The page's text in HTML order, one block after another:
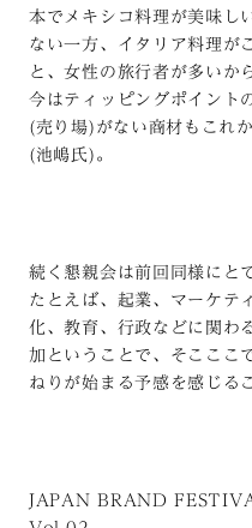
本でメキシコ料理が美味し
ない一方、イタリア料理が
と、女性の旅行者が多いか
今はティッピングポイント
(売り場)がない商材もこれ
(池嶋氏)。
続く懇親会は前回同様にと
たとえば、起業、マーケテ
化、教育、行政などに関わ
加ということで、そこここ
ねりが始まる予感を感じる
JAPAN BRAND